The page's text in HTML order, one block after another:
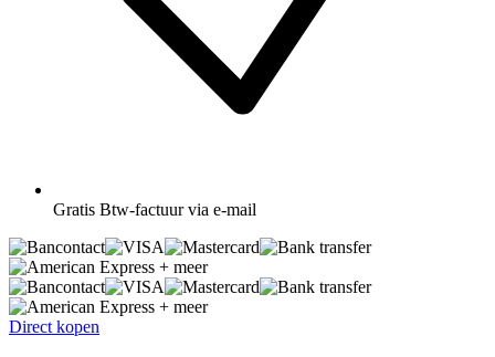
Gratis Btw-factuur via e-mail
+ meer
+ meer
Direct kopen